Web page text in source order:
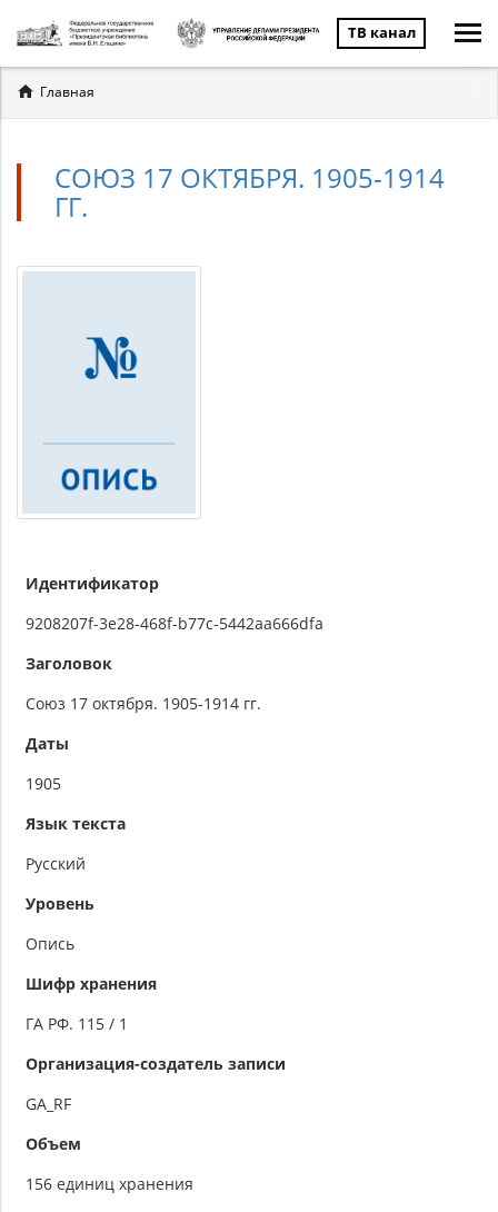
ТВ канал
Вы
здесь
Главная
СОЮЗ 17 ОКТЯБРЯ. 1905-1914
ГГ.
Идентификатор
9208207f-3e28-468f-b77c-5442aa666dfa
Заголовок
Союз 17 октября. 1905-1914 гг.
Даты
1905
Язык текста
Русский
Уровень
Опись
Шифр хранения
ГА РФ. 115 / 1
Организация-создатель записи
GA_RF
Объем
156 единиц хранения